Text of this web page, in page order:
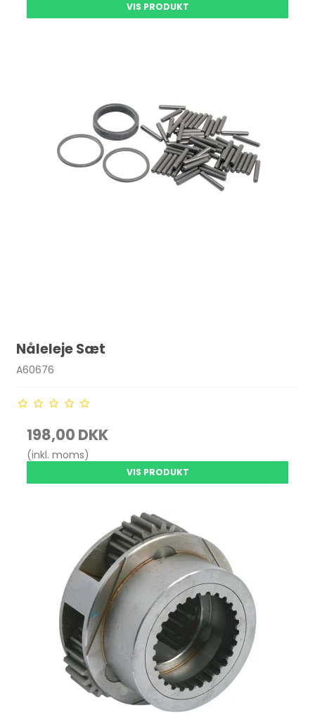
VIS PRODUKT
Nåleleje Sæt
A60676
198,00 DKK
(inkl. moms)
VIS PRODUKT